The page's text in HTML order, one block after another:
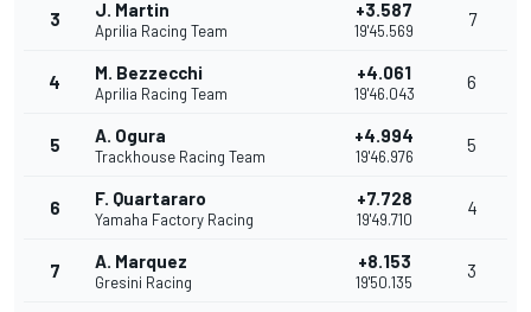
3 J. Martin
Aprilia Racing Team
+3.587
19'45.569
7
4 M. Bezzecchi
Aprilia Racing Team
+4.061
19'46.043
6
5 A. Ogura
Trackhouse Racing Team
+4.994
19'46.976
5
6 F. Quartararo
Yamaha Factory Racing
+7.728
19'49.710
4
7 A. Marquez
Gresini Racing
+8.153
19'50.135
3